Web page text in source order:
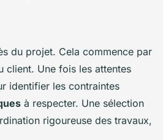
du projet. Cela commence par
client. Une fois les attentes
identifier les contraintes
à respecter. Une sélection
rigoureuse des travaux,